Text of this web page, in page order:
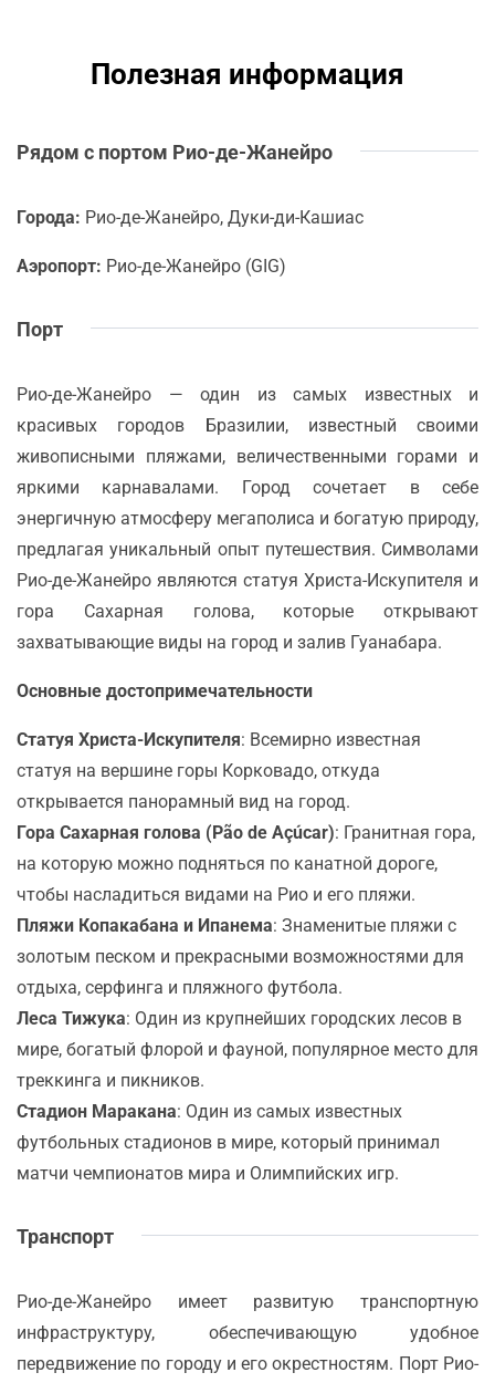
Полезная информация
Рядом с портом Рио-де-Жанейро
Города: Рио-де-Жанейро, Дуки-ди-Кашиас
Аэропорт: Рио-де-Жанейро (GIG)
Порт
Рио-де-Жанейро — один из самых известных и
красивых городов Бразилии, известный своими
живописными пляжами, величественными горами и
яркими карнавалами. Город сочетает в себе
энергичную атмосферу мегаполиса и богатую природу,
предлагая уникальный опыт путешествия. Символами
Рио-де-Жанейро являются статуя Христа-Искупителя и
гора Сахарная голова, которые открывают
захватывающие виды на город и залив Гуанабара.
Основные достопримечательности
Статуя Христа-Искупителя: Всемирно известная
статуя на вершине горы Корковадо, откуда
открывается панорамный вид на город.
Гора Сахарная голова (Pão de Açúcar): Гранитная гора,
на которую можно подняться по канатной дороге,
чтобы насладиться видами на Рио и его пляжи.
Пляжи Копакабана и Ипанема: Знаменитые пляжи с
золотым песком и прекрасными возможностями для
отдыха, серфинга и пляжного футбола.
Леса Тижука: Один из крупнейших городских лесов в
мире, богатый флорой и фауной, популярное место для
треккинга и пикников.
Стадион Маракана: Один из самых известных
футбольных стадионов в мире, который принимал
матчи чемпионатов мира и Олимпийских игр.
Транспорт
Рио-де-Жанейро имеет развитую транспортную
инфраструктуру, обеспечивающую удобное
передвижение по городу и его окрестностям. Порт Рио-